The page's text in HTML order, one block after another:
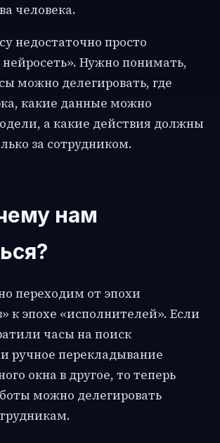
человека.
недостаточно просто
Нужно понимать,
можно делегировать, где
какие данные можно
а какие действия должны
за сотрудником.
нам
переходим от эпохи
к эпохе «исполнителей». Если
часы на поиск
ручное перекладывание
окна в другое, то теперь
можно делегировать